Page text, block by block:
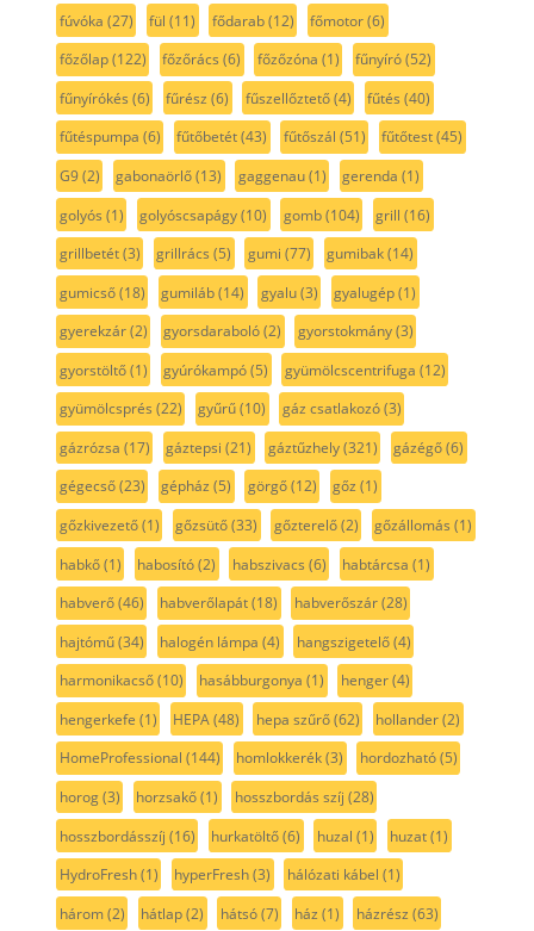
fúvóka (27) fül (11) fődarab(12) főmotor(6)
főzőlap(122) főzőrács (6) főzőzóna (1) fűnyíró(52)
fűnyírókés (6) fűrész (6) fűszellőztető(4) fűtés (40)
fűtéspumpa (6) fűtőbetét(43) fűtőszál (51) fűtőtest(45)
G9(2) gabonaörlő(13) gaggenau(1) gerenda (1)
golyós (1) golyóscsapágy(10) gomb(104) grill (16)
grillbetét(3) grillrács (5) gumi (77) gumibak(14)
gumicső(18) gumiláb(14) gyalu(3) gyalugép(1)
gyerekzár(2) gyorsdaraboló(2) gyorstokmány(3)
gyorstöltő(1) gyúrókampó(5) gyümölcscentrifuga (12)
gyümölcsprés (22) gyűrű(10) gáz csatlakozó(3)
gázrózsa (17) gáztepsi (21) gáztűzhely(321) gázégő(6)
gégecső(23) gépház (5) görgő(12) gőz (1)
gőzkivezető(1) gőzsütő(33) gőzterelő(2) gőzállomás (1)
habkő(1) habosító(2) habszivacs (6) habtárcsa (1)
habverő(46) habverőlapát(18) habverőszár(28)
hajtómű(34) halogén lámpa (4) hangszigetelő(4)
harmonikacső(10) hasábburgonya (1) henger(4)
hengerkefe (1) HEPA(48) hepa szűrő(62) hollander(2)
HomeProfessional (144) homlokkerék(3) hordozható(5)
horog(3) horzsakő(1) hosszbordás szíj (28)
hosszbordásszíj (16) hurkatöltő(6) huzal (1) huzat(1)
HydroFresh(1) hyperFresh(3) hálózati kábel (1)
három(2) hátlap(2) hátsó(7) ház (1) házrész (63)